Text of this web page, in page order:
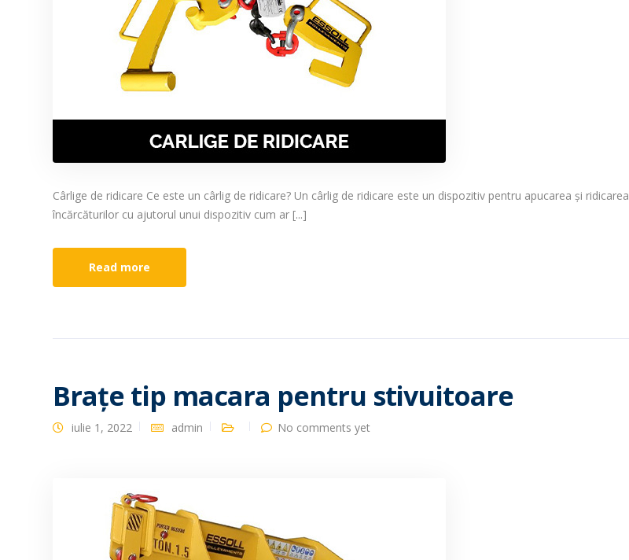
Cârlige de ridicare Ce este un cârlig de ridicare? Un cârlig de ridicare este un dispozitiv pentru apucarea și ridicarea
încărcăturilor cu ajutorul unui dispozitiv cum ar [...]
Read more
Brațe tip macara pentru stivuitoare
iulie 1, 2022 admin No comments yet